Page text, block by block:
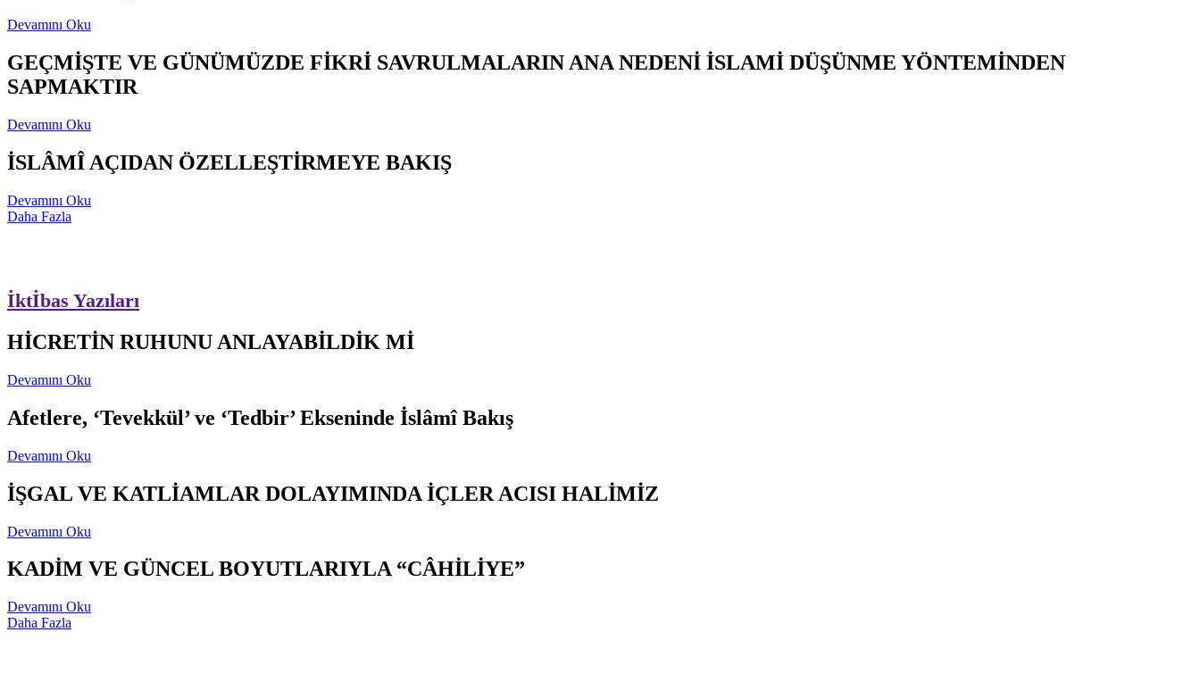
Devamını Oku
GEÇMİŞTE VE GÜNÜMÜZDE FİKRİ SAVRULMALARIN ANA NEDENİ İSLAMİ DÜŞÜNME YÖNTEMİNDEN
SAPMAKTIR
Devamını Oku
İSLÂMÎ AÇIDAN ÖZELLEŞTİRMEYE BAKIŞ
Devamını Oku
Daha Fazla
İktİbas Yazıları
HİCRETİN RUHUNU ANLAYABİLDİK Mİ
Devamını Oku
Afetlere, ‘Tevekkül’ ve ‘Tedbir’ Ekseninde İslâmî Bakış
Devamını Oku
İŞGAL VE KATLİAMLAR DOLAYIMINDA İÇLER ACISI HALİMİZ
Devamını Oku
KADİM VE GÜNCEL BOYUTLARIYLA “CÂHİLİYE”
Devamını Oku
Daha Fazla